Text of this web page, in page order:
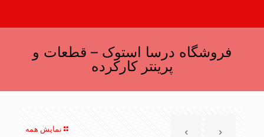
فروشگاه درسا استوک – قطعات و
پرینتر کارکرده
نمایش همه